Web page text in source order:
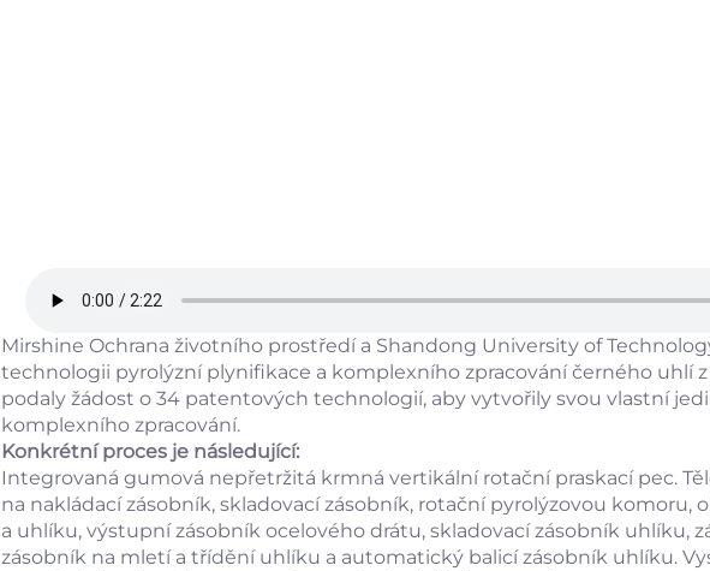
Mirshine Ochrana životního prostředí a Shandong University of
technologii pyrolýzní plynifikace a komplexního zpracování černého uhlí
podaly žádost o 34 patentových technologií, aby vytvořily svou vlastní
komplexního zpracování.
Konkrétní proces je následující:
Integrovaná gumová nepřetržitá krmná vertikální rotační praskací pec.
na nakládací zásobník, skladovací zásobník, rotační pyrolýzovou komoru,
a uhlíku, výstupní zásobník ocelového drátu, skladovací zásobník uhlíku,
zásobník na mletí a třídění uhlíku a automatický balicí zásobník uhlíku.